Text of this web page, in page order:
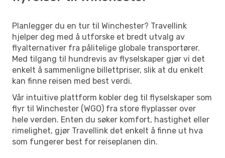
Planlegger du en tur til Winchester? Travellink
hjelper deg med å utforske et bredt utvalg av
flyalternativer fra pålitelige globale transportører.
Med tilgang til hundrevis av flyselskaper gjør vi det
enkelt å sammenligne billettpriser, slik at du enkelt
kan finne reisen med best verdi.
Vår intuitive plattform kobler deg til flyselskaper som
flyr til Winchester (WGO) fra store flyplasser over
hele verden. Enten du søker komfort, hastighet eller
rimelighet, gjør Travellink det enkelt å finne ut hva
som fungerer best for reiseplanen din.